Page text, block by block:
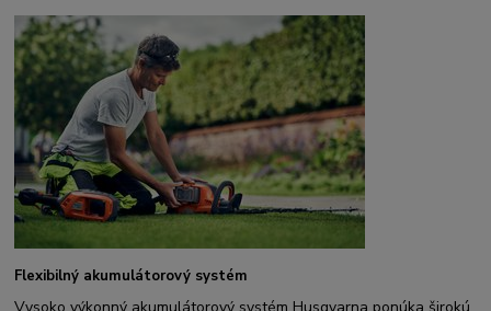
Flexibilný akumulátorový systém